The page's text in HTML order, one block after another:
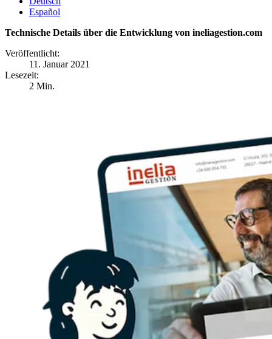
Español
Technische Details über die Entwicklung von ineliagestion.com
Veröffentlicht:
11. Januar 2021
Lesezeit:
2 Min.